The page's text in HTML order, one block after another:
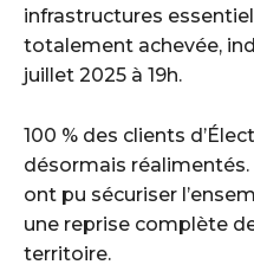
infrastructures
totalement achevée,
juillet 2025 à 19h.
100 % des clients
désormais
ont pu sécuriser
une reprise complète
territoire.